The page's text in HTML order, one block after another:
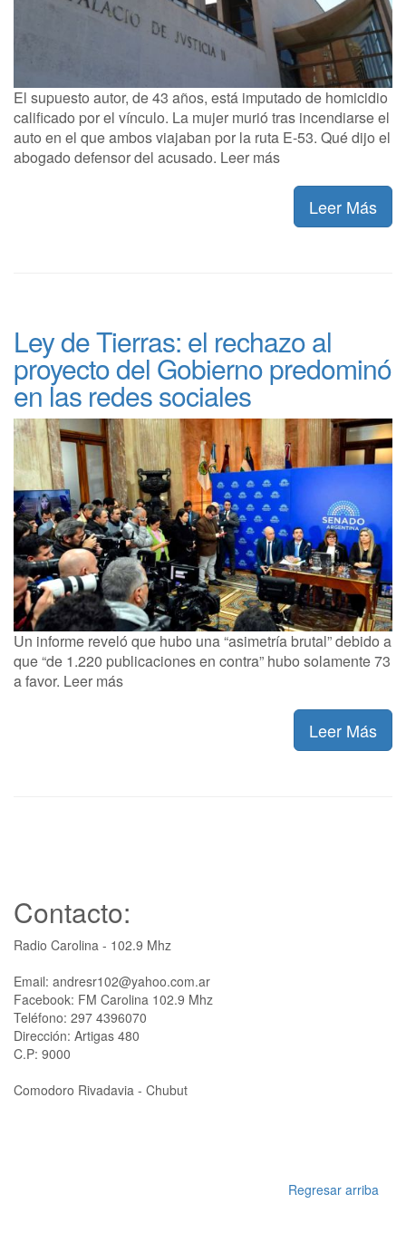
El supuesto autor, de 43 años, está imputado de homicidio
calificado por el vínculo. La mujer murió tras incendiarse el
auto en el que ambos viajaban por la ruta E-53. Qué dijo el
abogado defensor del acusado. Leer más
Leer Más
Ley de Tierras: el rechazo al
proyecto del Gobierno predominó
en las redes sociales
Un informe reveló que hubo una “asimetría brutal” debido a
que “de 1.220 publicaciones en contra” hubo solamente 73
a favor. Leer más
Leer Más
Contacto:
Radio Carolina - 102.9 Mhz
Email: andresr102@yahoo.com.ar
Facebook: FM Carolina 102.9 Mhz
Teléfono: 297 4396070
Dirección: Artigas 480
C.P: 9000
Comodoro Rivadavia - Chubut
Regresar arriba